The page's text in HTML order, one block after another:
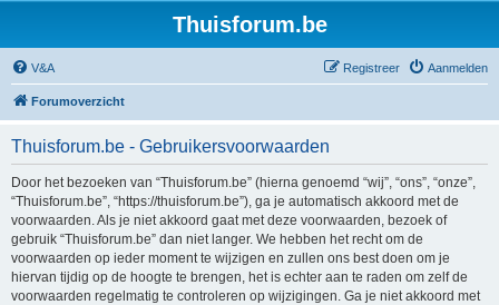
Thuisforum.be
V&A Aanmelden
Registreer
Forumoverzicht
Thuisforum.be - Gebruikersvoorwaarden
Door het bezoeken van “Thuisforum.be” (hierna genoemd “wij”, “ons”, “onze”,
“Thuisforum.be”, “https://thuisforum.be”), ga je automatisch akkoord met de
voorwaarden. Als je niet akkoord gaat met deze voorwaarden, bezoek of
gebruik “Thuisforum.be” dan niet langer. We hebben het recht om de
voorwaarden op ieder moment te wijzigen en zullen ons best doen om je
hiervan tijdig op de hoogte te brengen, het is echter aan te raden om zelf de
voorwaarden regelmatig te controleren op wijzigingen. Ga je niet akkoord met